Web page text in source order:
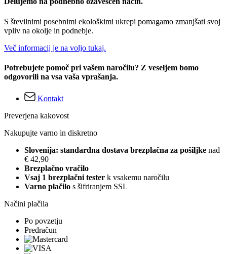
S številnimi posebnimi ekološkimi ukrepi pomagamo zmanjšati svoj
vpliv na okolje in podnebje.
Več informacij je na voljo tukaj.
Potrebujete pomoč pri vašem naročilu? Z veseljem bomo
odgovorili na vsa vaša vprašanja.
Kontakt
Preverjena kakovost
Nakupujte varno in diskretno
Slovenija: standardna dostava brezplačna za pošiljke nad
€ 42,90
Brezplačno vračilo
Vsaj 1 brezplačni tester k vsakemu naročilu
Varno plačilo s šifriranjem SSL
Načini plačila
Po povzetju
Predračun